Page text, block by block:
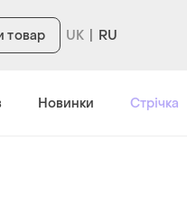
товар RU
Новинки Стрічка